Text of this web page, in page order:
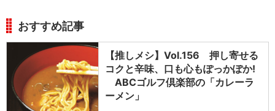
おすすめ記事
【推しメシ】Vol.156 押し寄せる
コクと辛味、口も心もぽっかぽか!
ABCゴルフ倶楽部の「カレーラ
ーメン」